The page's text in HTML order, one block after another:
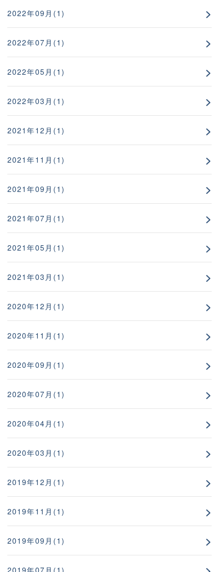
2022年09月(1)
2022年07月(1)
2022年05月(1)
2022年03月(1)
2021年12月(1)
2021年11月(1)
2021年09月(1)
2021年07月(1)
2021年05月(1)
2021年03月(1)
2020年12月(1)
2020年11月(1)
2020年09月(1)
2020年07月(1)
2020年04月(1)
2020年03月(1)
2019年12月(1)
2019年11月(1)
2019年09月(1)
2019年07月(1)